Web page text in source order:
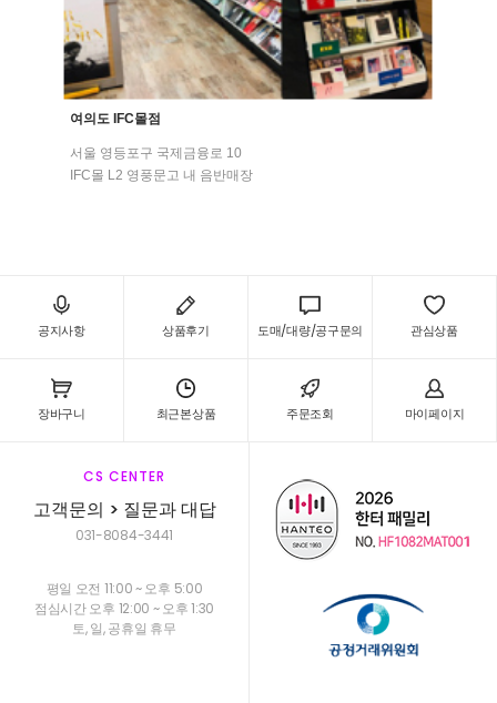
여의도 IFC몰점
서울 영등포구 국제금융로 10
IFC몰 L2 영풍문고 내 음반매장
공지사항 상품후기 도매/대량/공구문의 관심상품
장바구니 최근본상품 주문조회 마이페이지
CS CENTER
고객문의 > 질문과 대답
031-8084-3441
평일 오전 11:00 ~ 오후 5:00
점심시간 오후 12:00 ~ 오후 1:30
토, 일, 공휴일 휴무